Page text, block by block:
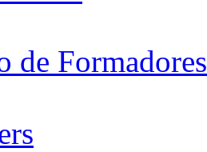
de Formadores